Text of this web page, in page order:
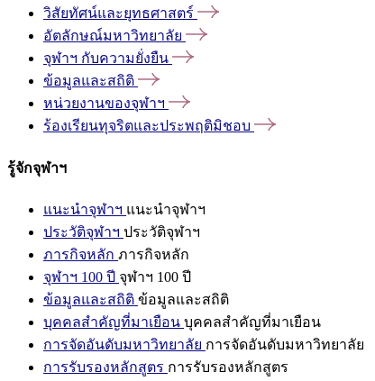
วิสัยทัศน์และยุทธศาสตร์
อัตลักษณ์มหาวิทยาลัย
จุฬาฯ กับความยั่งยืน
ข้อมูลและสถิติ
หน่วยงานของจุฬาฯ
ร้องเรียนทุจริตและประพฤติมิชอบ
รู้จักจุฬาฯ
แนะนำจุฬาฯ แนะนำจุฬาฯ
ประวัติจุฬาฯ ประวัติจุฬาฯ
ภารกิจหลัก ภารกิจหลัก
จุฬาฯ 100 ปี จุฬาฯ 100 ปี
ข้อมูลและสถิติ ข้อมูลและสถิติ
บุคคลสำคัญที่มาเยือน บุคคลสำคัญที่มาเยือน
การจัดอันดับมหาวิทยาลัย การจัดอันดับมหาวิทยาลัย
การรับรองหลักสูตร การรับรองหลักสูตร